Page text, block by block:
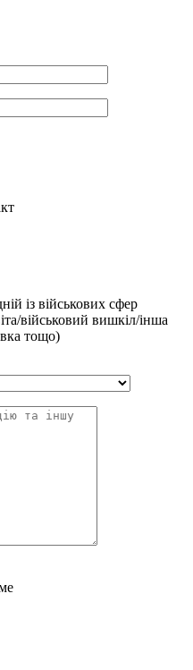
із військових сфер
військовий вишкіл/інша
тощо)